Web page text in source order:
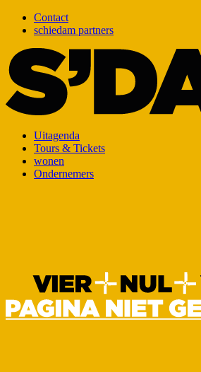
Contact
schiedam partners
Uitagenda
Tours & Tickets
wonen
Ondernemers